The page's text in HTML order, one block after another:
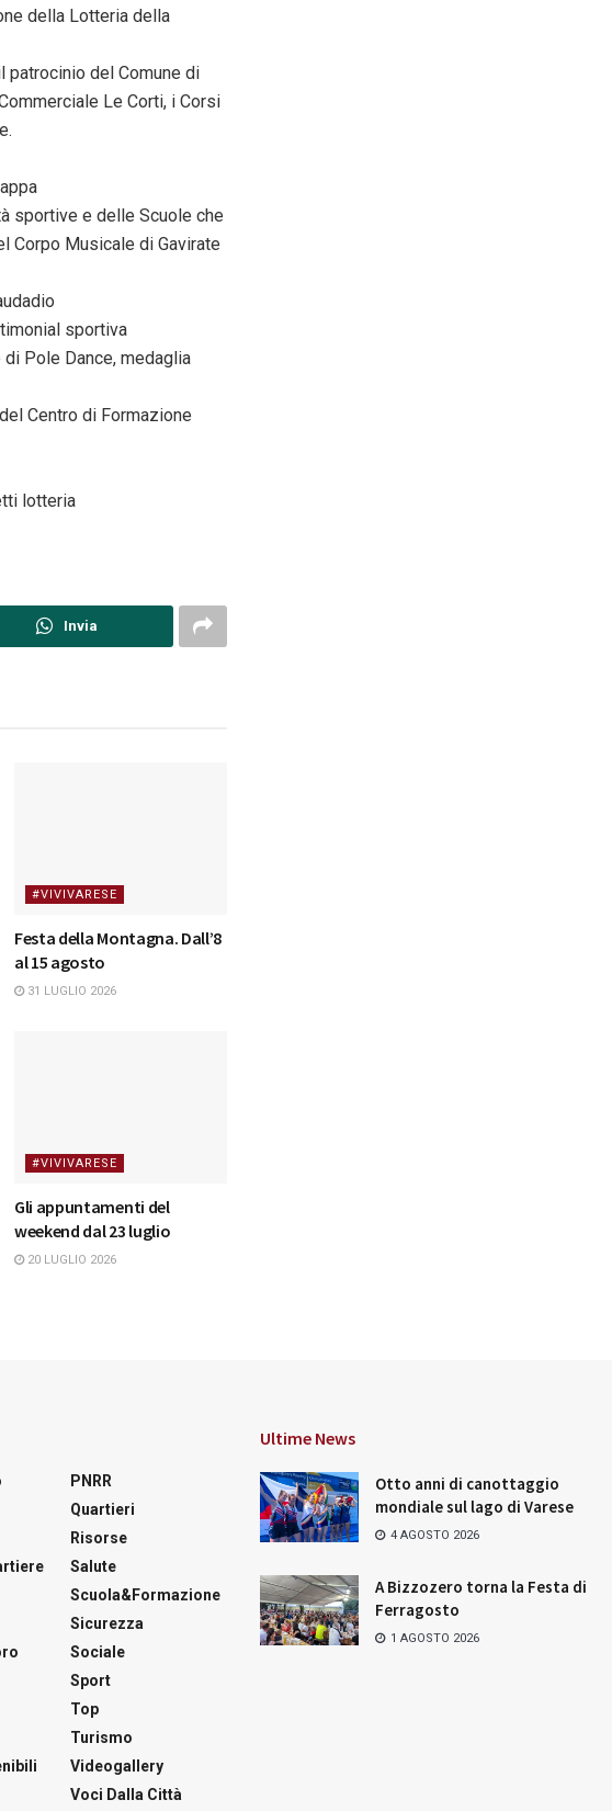
della Lotteria della
patrocinio del Comune di
Le Corti, i Corsi
sportive e delle Scuole che
Corpo Musicale di Gavirate
sportiva
Pole Dance, medaglia
Centro di Formazione
lotteria
Invia
#VIVIVARESE
Festa della Montagna. Dall’8
al 15 agosto
31 LUGLIO 2026
#VIVIVARESE
Gli appuntamenti del
weekend dal 23 luglio
20 LUGLIO 2026
PNRR
Quartieri
Risorse
Salute
Scuola&Formazione
Sicurezza
Sociale
Sport
Top
Turismo
Videogallery
Voci Dalla Città
Ultime News
Otto anni di canottaggio
mondiale sul lago di Varese
4 AGOSTO 2026
A Bizzozero torna la Festa di
Ferragosto
1 AGOSTO 2026